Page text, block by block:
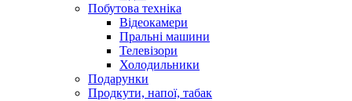
Побутова техніка
Відеокамери
Пральні машини
Телевізори
Холодильники
Подарунки
Продкути, напої, табак